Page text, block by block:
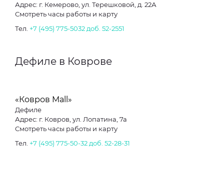
Адрес: г. Кемерово, ул. Терешковой, д. 22А
Смотреть часы работы и карту
Тел. +7 (495) 775-5032 доб. 52-2551
Дефиле в Коврове
«Ковров Mall»
Дефиле
Адрес: г. Ковров, ул. Лопатина, 7а
Смотреть часы работы и карту
Тел. +7 (495) 775-50-32 доб. 52-28-31